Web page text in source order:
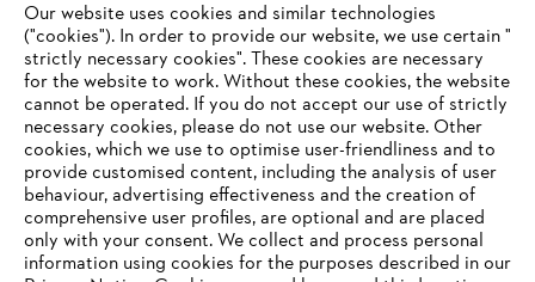
Duurzaamheid
Information for suppliers
Products
Contact
Career
Whistleblower system
Our website uses cookies and similar technologies
("cookies"). In order to provide our website, we use certain "
strictly necessary cookies". These cookies are necessary
for the website to work. Without these cookies, the website
‎cannot be operated.‎ If you do not accept our use of strictly
necessary cookies, please do not use our website. ‎Other
cookies, which we use to optimise user-friendliness and to
provide customised content, including the analysis of user
behaviour, advertising effectiveness and the creation of
comprehensive user profiles, are optional and are placed
only with your consent. We collect and process personal
information using cookies for the purposes described in our